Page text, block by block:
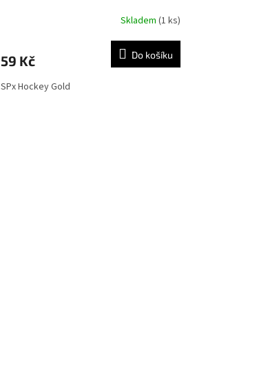
Skladem (1 ks)
59 Kč Do košíku
SPx Hockey Gold